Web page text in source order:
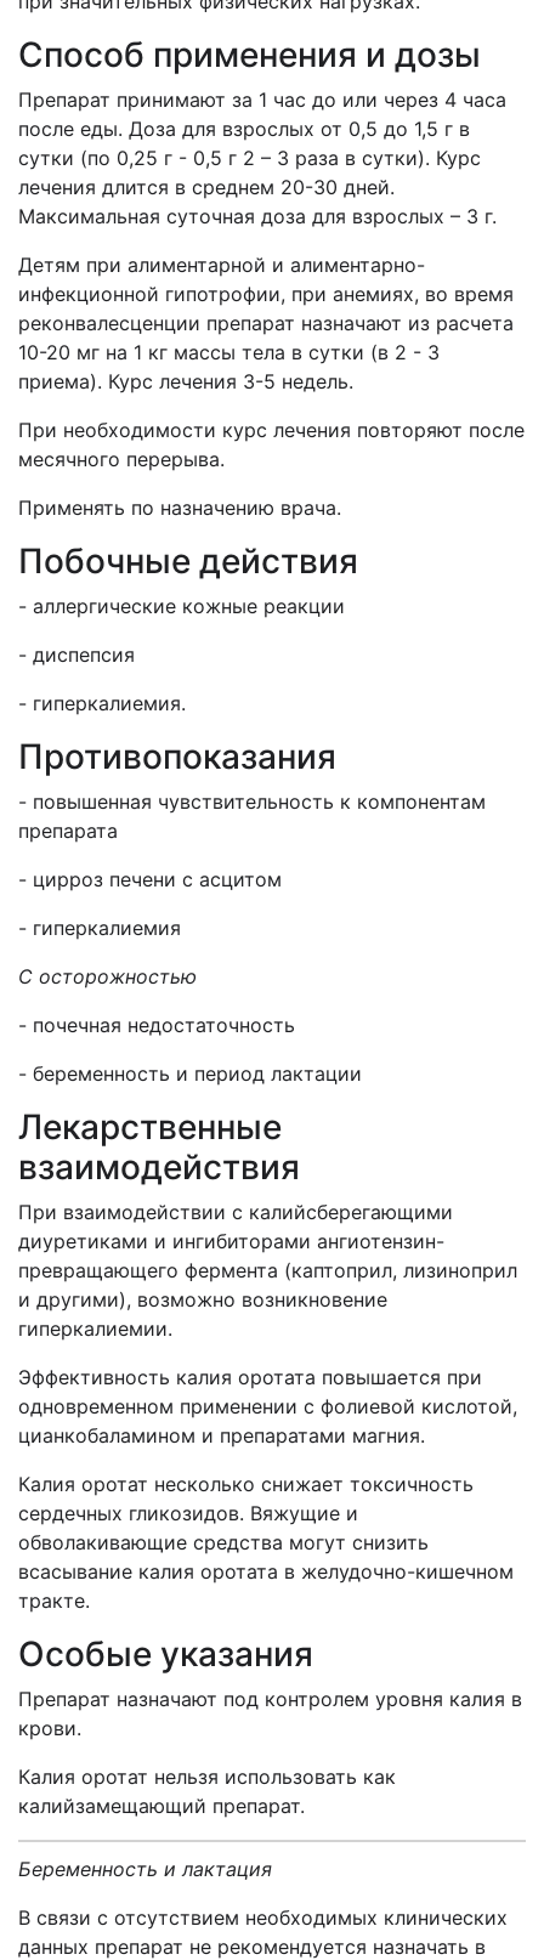
Способ применения и дозы
Препарат принимают за 1 час до или через 4 часа
после еды. Доза для взрослых от 0,5 до 1,5 г в
сутки (по 0,25 г - 0,5 г 2 – 3 раза в сутки). Курс
лечения длится в среднем 20-30 дней.
Максимальная суточная доза для взрослых – 3 г.
Детям при алиментарной и алиментарно-
инфекционной гипотрофии, при анемиях, во время
реконвалесценции препарат назначают из расчета
10-20 мг на 1 кг массы тела в сутки (в 2 - 3
приема). Курс лечения 3-5 недель.
При необходимости курс лечения повторяют после
месячного перерыва.
Применять по назначению врача.
Побочные действия
- аллергические кожные реакции
- диспепсия
- гиперкалиемия.
Противопоказания
- повышенная чувствительность к компонентам
препарата
- цирроз печени с асцитом
- гиперкалиемия
С осторожностью
- почечная недостаточность
- беременность и период лактации
Лекарственные
взаимодействия
При взаимодействии с калийсберегающими
диуретиками и ингибиторами ангиотензин-
превращающего фермента (каптоприл, лизиноприл
и другими), возможно возникновение
гиперкалиемии.
Эффективность калия оротата повышается при
одновременном применении с фолиевой кислотой,
цианкобаламином и препаратами магния.
Калия оротат несколько снижает токсичность
сердечных гликозидов. Вяжущие и
обволакивающие средства могут снизить
всасывание калия оротата в желудочно-кишечном
тракте.
Особые указания
Препарат назначают под контролем уровня калия в
крови.
Калия оротат нельзя использовать как
калийзамещающий препарат.
Беременность и лактация
В связи с отсутствием необходимых клинических
данных препарат не рекомендуется назначать в